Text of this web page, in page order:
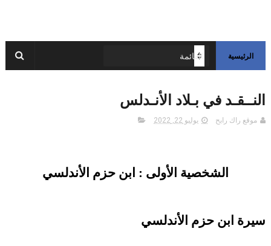
الرئيسية
النــقـد في بـلاد الأنـدلس
موقع راك رابح يوليو 22, 2022
الشخصية الأولى : ابن حزم الأندلسي
سيرة ابن حزم الأندلسي